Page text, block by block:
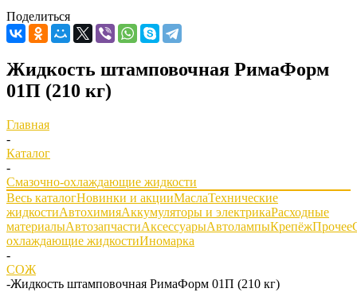
Поделиться
Жидкость штамповочная РимаФорм
01П (210 кг)
Главная
-
Каталог
-
Смазочно-охлаждающие жидкости
Весь каталогНовинки и акцииМаслаТехнические
жидкостиАвтохимияАккумуляторы и электрикаРасходные
материалыАвтозапчастиАксессуарыАвтолампыКрепёжПрочее
охлаждающие жидкостиИномарка
-
СОЖ
-Жидкость штамповочная РимаФорм 01П (210 кг)